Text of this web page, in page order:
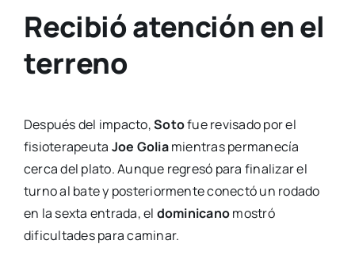
Recibió atención en el
terreno
Después del impacto,Sotofue revisado por el
fisioterapeuta Joe Goliamientras permanecía
cerca del plato. Aunque regresó para finalizar el
turno al bate y posteriormente conectó un rodado
en la sexta entrada, el dominicanomostró
dificultades para caminar.